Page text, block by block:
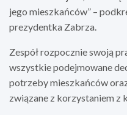
jego mieszkańców” –
prezydentka Zabrza.
Zespół rozpocznie swoją
wszystkie podejmowane
potrzeby mieszkańców
związane z korzystaniem z